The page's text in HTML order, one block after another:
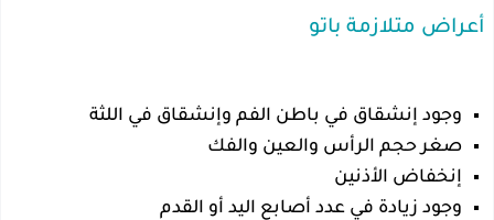
أعراض متلازمة باتو
وجود إنشقاق في باطن الفم وإنشقاق في اللثة
صغر حجم الرأس والعين والفك
إنخفاض الأذنين
وجود زيادة في عدد أصابع اليد أو القدم